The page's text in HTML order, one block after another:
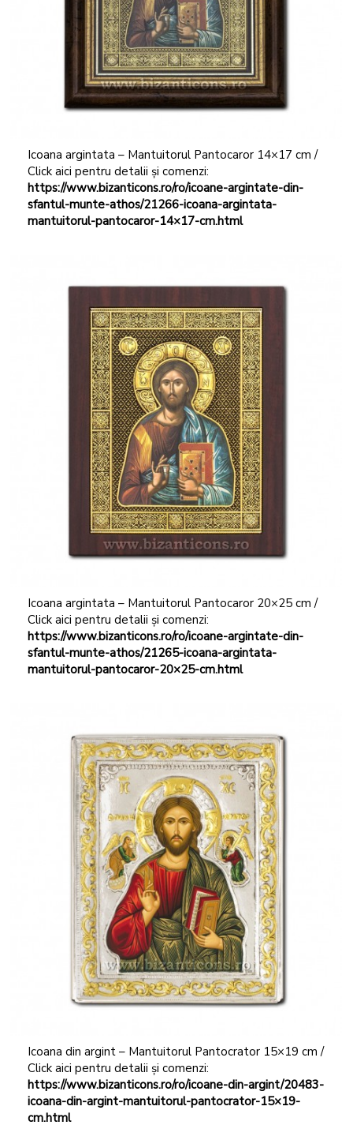
Icoana argintata – Mantuitorul Pantocaror 14×17 cm /
Click aici pentru detalii și comenzi:
https://www.bizanticons.ro/ro/icoane-argintate-din-
sfantul-munte-athos/21266-icoana-argintata-
mantuitorul-pantocaror-14×17-cm.html
Icoana argintata – Mantuitorul Pantocaror 20×25 cm /
Click aici pentru detalii și comenzi:
https://www.bizanticons.ro/ro/icoane-argintate-din-
sfantul-munte-athos/21265-icoana-argintata-
mantuitorul-pantocaror-20×25-cm.html
Icoana din argint – Mantuitorul Pantocrator 15×19 cm /
Click aici pentru detalii și comenzi:
https://www.bizanticons.ro/ro/icoane-din-argint/20483-
icoana-din-argint-mantuitorul-pantocrator-15×19-
cm.html